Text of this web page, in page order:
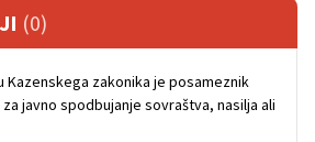
(0)
Kazenskega zakonika je posameznik
javno spodbujanje sovraštva, nasilja ali